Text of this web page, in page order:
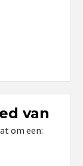
van
om een: